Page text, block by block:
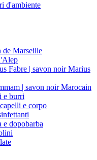
d'ambiente
de Marseille
Fabre | savon noir Marius
| savon noir Marocain
e burri
e corpo
e dopobarba